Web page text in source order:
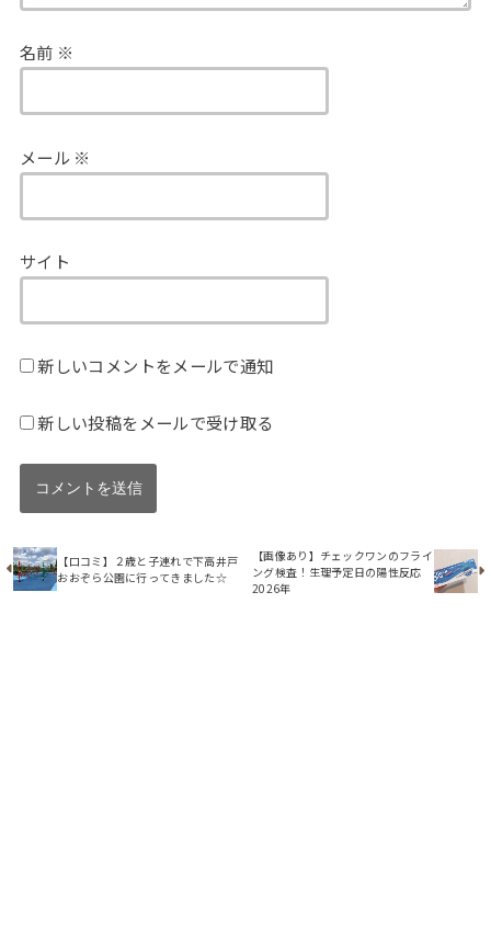
名前 ※
メール ※
サイト
新しいコメントをメールで通知
新しい投稿をメールで受け取る
【口コミ】２歳と子連れで下高井戸
おおぞら公園に行ってきました☆
【画像あり】チェックワンのフライ
ング検査！生理予定日の陽性反応
2026年